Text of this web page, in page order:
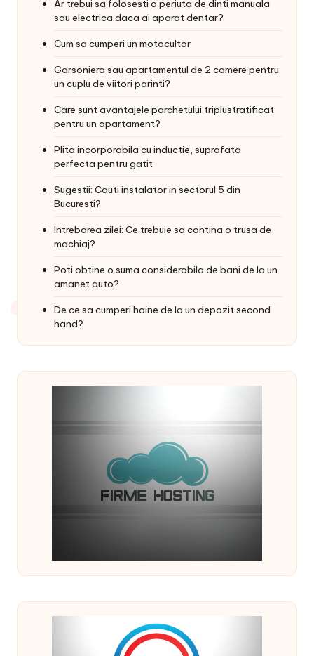
Ar trebui sa folosesti o periuta de dinti manuala
sau electrica daca ai aparat dentar?
Cum sa cumperi un motocultor
Garsoniera sau apartamentul de 2 camere pentru
un cuplu de viitori parinti?
Care sunt avantajele parchetului triplustratificat
pentru un apartament?
Plita incorporabila cu inductie, suprafata
perfecta pentru gatit
Sugestii: Cauti instalator in sectorul 5 din
Bucuresti?
Intrebarea zilei: Ce trebuie sa contina o trusa de
machiaj?
Poti obtine o suma considerabila de bani de la un
amanet auto?
De ce sa cumperi haine de la un depozit second
hand?